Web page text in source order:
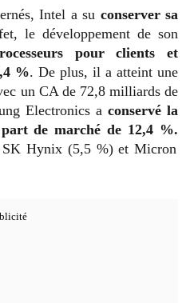
Intel a su conserver sa
le développement de son
pour clients et
%. De plus, il a atteint une
un CA de 72,8 milliards de
Electronics a conservé la
de marché de 12,4 %.
SK Hynix (5,5 %) et Micron